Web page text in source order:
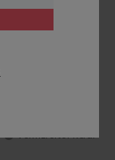
Verifizierter Kauf